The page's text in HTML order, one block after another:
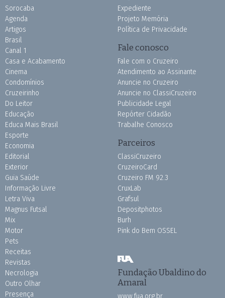
Sorocaba
Agenda
Artigos
Brasil
Canal 1
Casa e Acabamento
Cinema
Condomínios
Cruzeirinho
Do Leitor
Educação
Educa Mais Brasil
Esporte
Economia
Editorial
Exterior
Guia Saúde
Informação Livre
Letra Viva
Magnus Futsal
Mix
Motor
Pets
Receitas
Revistas
Necrologia
Outro Olhar
Presença
Expediente
Projeto Memória
Política de Privacidade
Fale conosco
Fale com o Cruzeiro
Atendimento ao Assinante
Anuncie no Cruzeiro
Anuncie no ClassiCruzeiro
Publicidade Legal
Repórter Cidadão
Trabalhe Conosco
Parceiros
ClassiCruzeiro
CruzeiroCard
Cruzeiro FM 92.3
CruxLab
Grafsul
Depositphotos
Burh
Pink do Bem OSSEL
Fundação Ubaldino do
Amaral
www.fua.org.br